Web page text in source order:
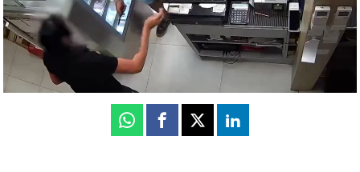
Irene Rodríguez
Publicado:28 de octubre de 2025, 18:48
Whatsapp
Facebook
X Linkedin